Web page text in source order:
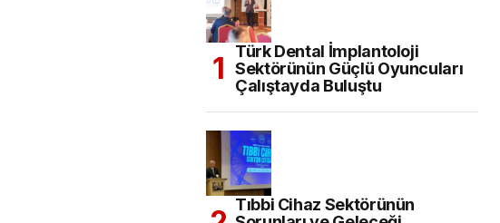
Türk Dental İmplantoloji
Sektörünün Güçlü Oyuncuları
Çalıştayda Buluştu
Tıbbi Cihaz Sektörünün